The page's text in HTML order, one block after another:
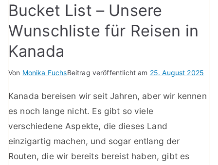
Bucket List – Unsere
Wunschliste für Reisen in
Kanada
Von Monika FuchsBeitrag veröffentlicht am 25. August 2025
Kanada bereisen wir seit Jahren, aber wir kennen
es noch lange nicht. Es gibt so viele
verschiedene Aspekte, die dieses Land
einzigartig machen, und sogar entlang der
Routen, die wir bereits bereist haben, gibt es